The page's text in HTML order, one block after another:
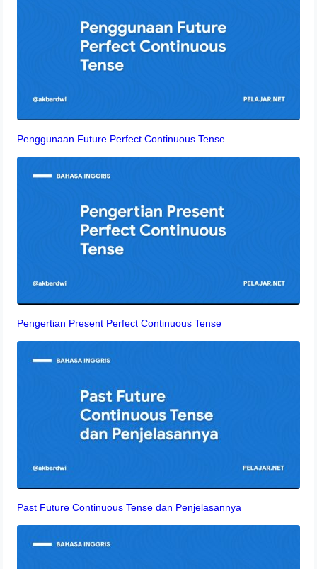
Penggunaan Future Perfect Continuous Tense
Pengertian Present Perfect Continuous Tense
Past Future Continuous Tense dan Penjelasannya